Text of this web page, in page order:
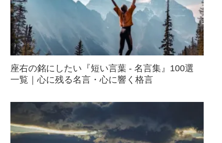
座右の銘にしたい『短い言葉 - 名言集』100選
一覧｜心に残る名言・心に響く格言